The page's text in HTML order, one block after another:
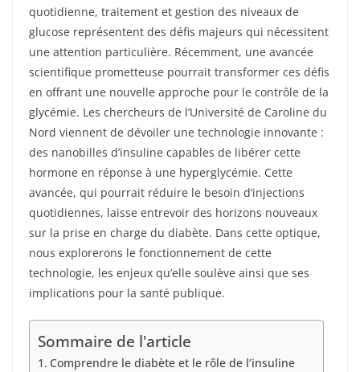
quotidienne, traitement et gestion des niveaux de
glucose représentent des défis majeurs qui nécessitent
une attention particulière. Récemment, une avancée
scientifique prometteuse pourrait transformer ces défis
en offrant une nouvelle approche pour le contrôle de la
glycémie. Les chercheurs de l’Université de Caroline du
Nord viennent de dévoiler une technologie innovante :
des nanobilles d’insuline capables de libérer cette
hormone en réponse à une hyperglycémie. Cette
avancée, qui pourrait réduire le besoin d’injections
quotidiennes, laisse entrevoir des horizons nouveaux
sur la prise en charge du diabète. Dans cette optique,
nous explorerons le fonctionnement de cette
technologie, les enjeux qu’elle soulève ainsi que ses
implications pour la santé publique.
Sommaire de l'article
Comprendre le diabète et le rôle de l’insuline